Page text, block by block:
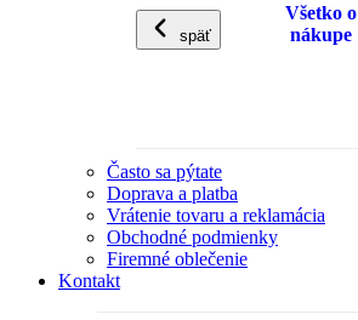
späť
Všetko o
nákupe
Často sa pýtate
Doprava a platba
Vrátenie tovaru a reklamácia
Obchodné podmienky
Firemné oblečenie
Kontakt